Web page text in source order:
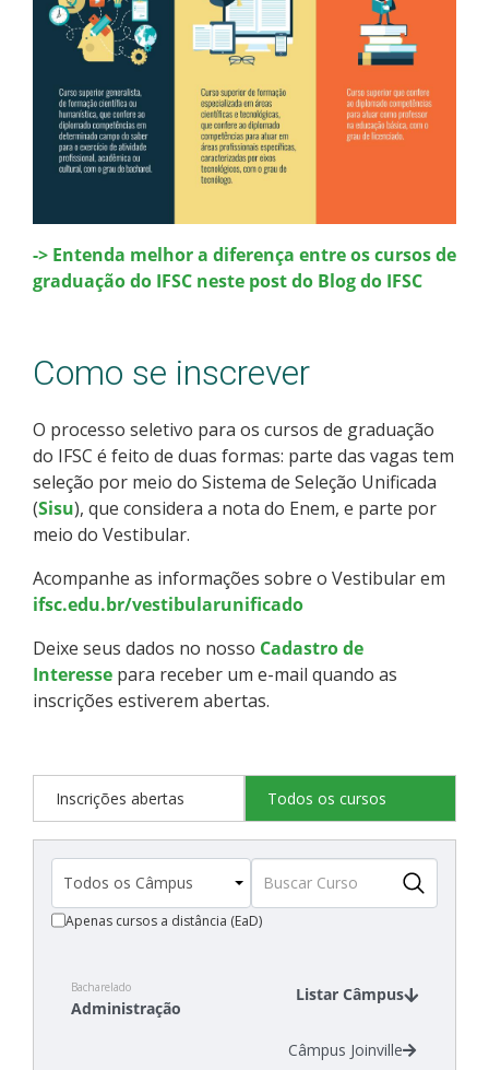
Estatísticas dos Processos Seletivos
Cadastro de interesse
-> Entenda melhor a diferença entre os cursos de
graduação do IFSC neste post do Blog do IFSC
Como se inscrever
O processo seletivo para os cursos de graduação
do IFSC é feito de duas formas: parte das vagas tem
seleção por meio do Sistema de Seleção Unificada
(Sisu), que considera a nota do Enem, e parte por
meio do Vestibular.
Acompanhe as informações sobre o Vestibular em
ifsc.edu.br/vestibularunificado
Deixe seus dados no nosso Cadastro de
Interesse para receber um e-mail quando as
inscrições estiverem abertas.
Inscrições abertas Todos os cursos
Apenas cursos a distância (EaD)
Bacharelado
Administração
Listar Câmpus
Câmpus Joinville